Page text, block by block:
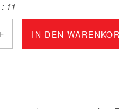
11
IN DEN